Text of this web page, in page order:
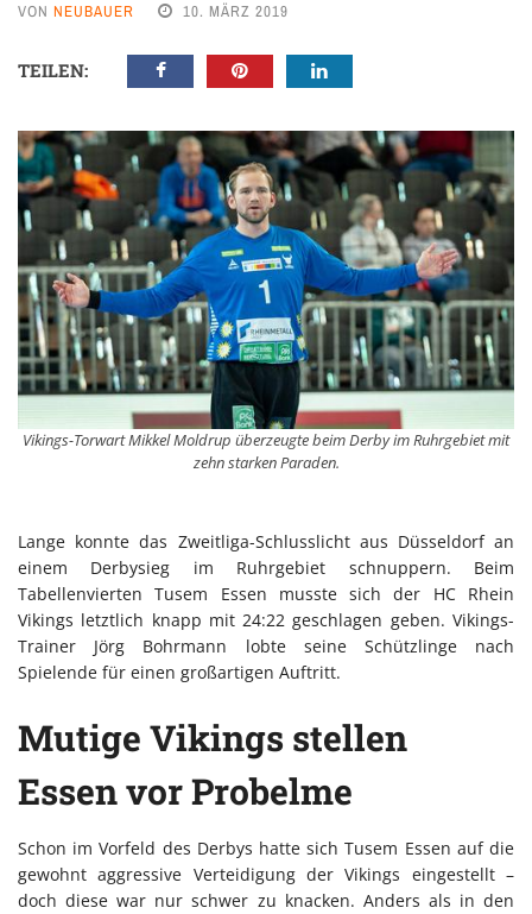
VON NEUBAUER 10. MÄRZ 2019
TEILEN:
Vikings-Torwart Mikkel Moldrup überzeugte beim Derby im Ruhrgebiet mit
zehn starken Paraden.
Lange konnte das Zweitliga-Schlusslicht aus Düsseldorf an
einem Derbysieg im Ruhrgebiet schnuppern. Beim
Tabellenvierten Tusem Essen musste sich der HC Rhein
Vikings letztlich knapp mit 24:22 geschlagen geben. Vikings-
Trainer Jörg Bohrmann lobte seine Schützlinge nach
Spielende für einen großartigen Auftritt.
Mutige Vikings stellen
Essen vor Probelme
Schon im Vorfeld des Derbys hatte sich Tusem Essen auf die
gewohnt aggressive Verteidigung der Vikings eingestellt –
doch diese war nur schwer zu knacken. Anders als in den